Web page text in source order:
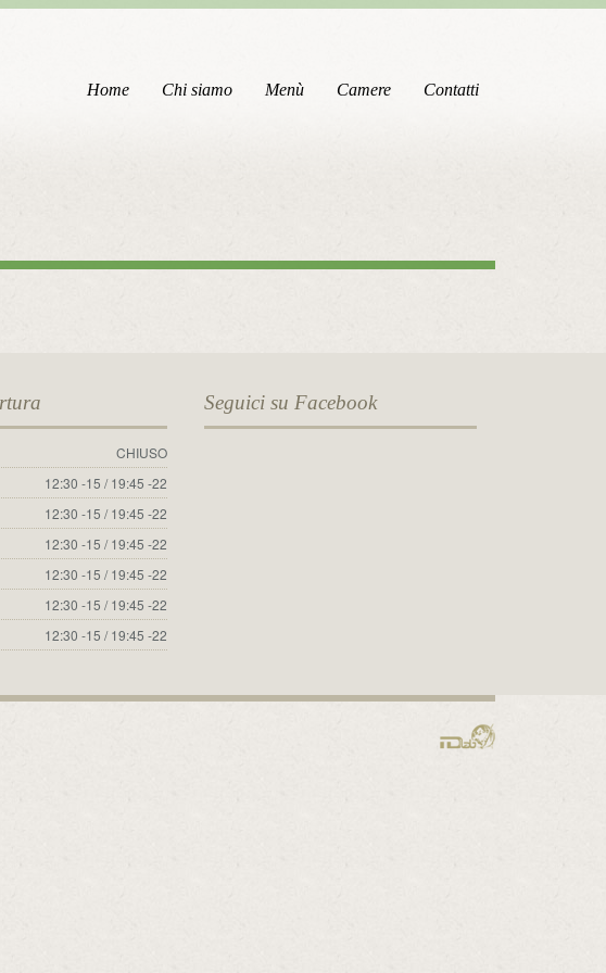
Home Chi siamo Menù Camere Contatti
CHIUSO
12:30 -15 / 19:45 -22
12:30 -15 / 19:45 -22
12:30 -15 / 19:45 -22
12:30 -15 / 19:45 -22
12:30 -15 / 19:45 -22
12:30 -15 / 19:45 -22
Seguici su Facebook